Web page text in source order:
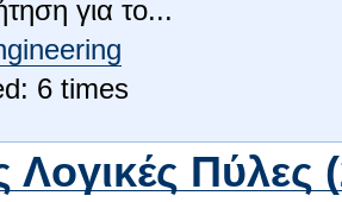
για το...
6 times
Λογικές Πύλες